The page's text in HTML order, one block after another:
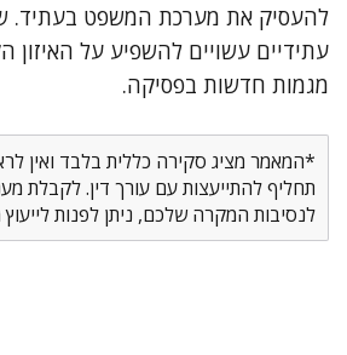
להעסיק את מערכת המשפט בעתיד.
עתידיים עשויים להשפיע על האיזון
מגמות חדשות בפסיקה.
*המאמר מציג סקירה כללית בלבד ואין
תחליף להתייעצות עם עורך דין. לקבלת
לנסיבות המקרה שלכם, ניתן לפנות